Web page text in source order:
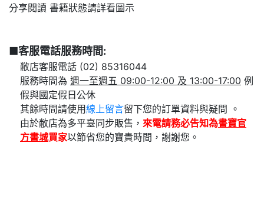
分享閱讀 書籍狀態請詳看圖示
■客服電話服務時間:
敝店客服電話 (02) 85316044
服務時間為 週一至週五 09:00-12:00 及 13:00-17:00 例
假與國定假日公休
其餘時間請使用線上留言
留下您的訂單資料與疑問 。
由於敝店為多平臺同步販售， 來電請務必告知為書寶官
方書城買家以節省您的寶貴時間，謝謝您。